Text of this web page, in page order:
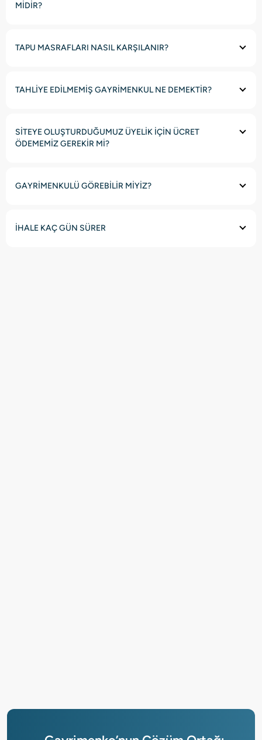
MİDİR?
TAPU MASRAFLARI NASIL KARŞILANIR?
TAHLİYE EDİLMEMİŞ GAYRİMENKUL NE DEMEKTİR?
SİTEYE OLUŞTURDUĞUMUZ ÜYELİK İÇİN ÜCRET
ÖDEMEMİZ GEREKİR Mİ?
GAYRİMENKULÜ GÖREBİLİR MİYİZ?
İHALE KAÇ GÜN SÜRER